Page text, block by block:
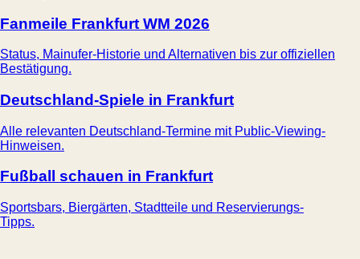
Fanmeile Frankfurt WM 2026
Status, Mainufer-Historie und Alternativen bis zur offiziellen
Bestätigung.
Deutschland-Spiele in Frankfurt
Alle relevanten Deutschland-Termine mit Public-Viewing-
Hinweisen.
Fußball schauen in Frankfurt
Sportsbars, Biergärten, Stadtteile und Reservierungs-
Tipps.